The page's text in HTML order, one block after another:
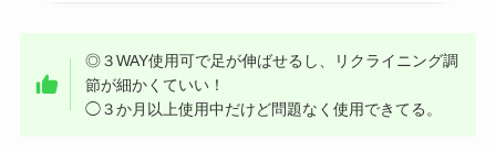
◎３WAY使用可で足が伸ばせるし、リクライニング調
節が細かくていい！
◯３か月以上使用中だけど問題なく使用できてる。